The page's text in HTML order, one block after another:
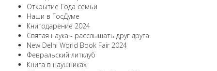
Открытие Года семьи
Наши в ГосДуме
Книгодарение 2024
Святая наука - расслышать друг друга
New Delhi World Book Fair 2024
Февральский литклуб
Книга в наушниках